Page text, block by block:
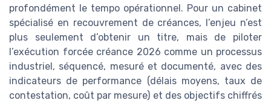
profondément le tempo opérationnel. Pour un cabinet
spécialisé en recouvrement de créances, l’enjeu n’est
plus seulement d’obtenir un titre, mais de piloter
l’exécution forcée créance 2026 comme un processus
industriel, séquencé, mesuré et documenté, avec des
indicateurs de performance (délais moyens, taux de
contestation, coût par mesure) et des objectifs chiffrés